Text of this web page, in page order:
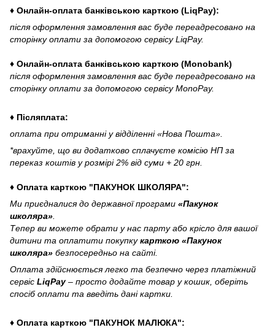
♦ Онлайн-оплата банківською карткою (LiqPay):
після оформлення замовлення вас буде переадресовано на
сторінку оплати за допомогою сервісу LiqPay.
♦ Онлайн-оплата банківською карткою (Monobank)
після оформлення замовлення вас буде переадресовано на
сторінку оплати за допомогою сервісу MonoPay.
♦ Післяплата:
оплата при отриманні у відділенні «Нова Пошта».
*врахуйте, що ви додатково сплачуєте комісію НП за
переказ коштів у розмірі 2% від суми + 20 грн.
♦ Оплата карткою "ПАКУНОК ШКОЛЯРА":
Ми приєдналися до державної програми «Пакунок
школяра».
Тепер ви можете обрати у нас парту або крісло для вашої
дитини та оплатити покупкукарткою «Пакунок
школяра» безпосередньо на сайті.
Оплата здійснюється легко та безпечно через платіжний
сервіс LiqPay– просто додайте товар у кошик, оберіть
спосіб оплати та введіть дані картки.
♦ Оплата карткою "ПАКУНОК МАЛЮКА":